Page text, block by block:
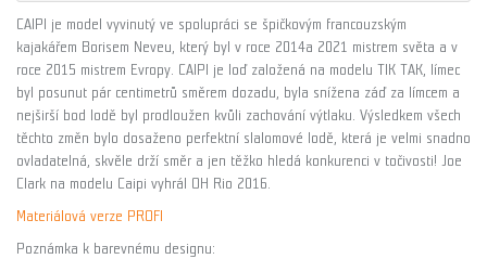
CAIPI je model vyvinutý ve spolupráci se špičkovým francouzským
kajakářem Borisem Neveu, který byl v roce 2014a 2021 mistrem světa a v
roce 2015 mistrem Evropy. CAIPI je loď založená na modelu TIK TAK, límec
byl posunut pár centimetrů směrem dozadu, byla snížena záď za límcem a
nejširší bod lodě byl prodloužen kvůli zachování výtlaku. Výsledkem všech
těchto změn bylo dosaženo perfektní slalomové lodě, která je velmi snadno
ovladatelná, skvěle drží směr a jen těžko hledá konkurenci v točivosti! Joe
Clark na modelu Caipi vyhrál OH Rio 2016.
Materiálová verze PROFI
Poznámka k barevnému designu: